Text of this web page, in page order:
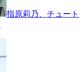
指原莉乃、チュート